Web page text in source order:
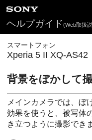
ヘルプガイド(Web取扱
スマートフォン
Xperia 5 II XQ-AS42
背景をぼかして
メインカメラでは、ぼ
効果を使うと、被写体
き立つように撮影でき